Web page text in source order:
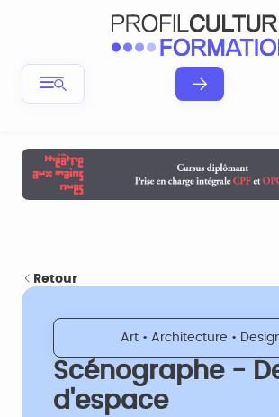
Retour
Art • Architecture •
Scénographe -
d'espace